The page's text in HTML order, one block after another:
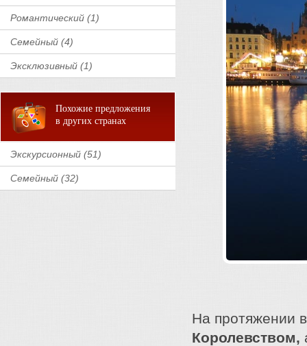
Романтический (1)
Семейный (4)
Эксклюзивный (1)
Похожие предложения
в других странах
Экскурсионный (51)
Семейный (32)
На протяжении
Королевством,